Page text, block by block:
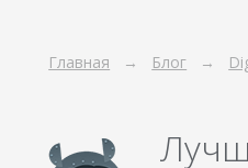
Главная Блог